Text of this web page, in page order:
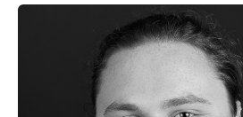
Diplom-Umweltwissenschaftler
Projektleiter
Genehmigungsmanagement
Naturschutz